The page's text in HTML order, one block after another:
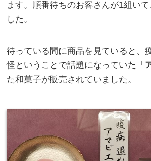
ます。順番待ちのお客さんが1組い
した。
待っている間に商品を見ていると、
怪ということで話題になっていた「
た和菓子が販売されていました。